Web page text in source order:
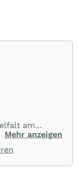
am
allen Teilen
Mehr anzeigen